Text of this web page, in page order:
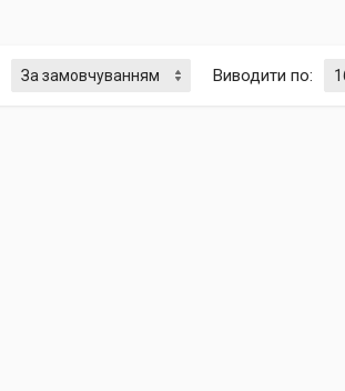
Виводити по: